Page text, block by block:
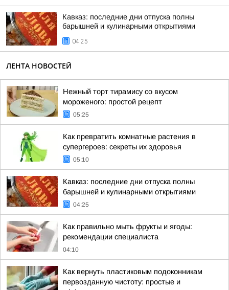
Кавказ: последние дни отпуска полны
барышней и кулинарными открытиями
04:25
ЛЕНТА НОВОСТЕЙ
Нежный торт тирамису со вкусом
мороженого: простой рецепт
05:25
Как превратить комнатные растения в
супергероев: секреты их здоровья
05:10
Кавказ: последние дни отпуска полны
барышней и кулинарными открытиями
04:25
Как правильно мыть фрукты и ягоды:
рекомендации специалиста
04:10
Как вернуть пластиковым подоконникам
первозданную чистоту: простые и